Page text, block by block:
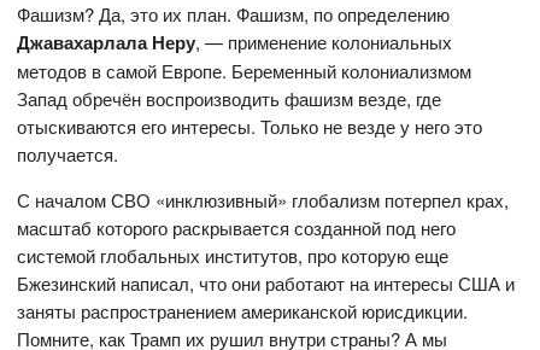
Фашизм? Да, это их план. Фашизм, по определению
Джавахарлала Неру, — применение колониальных
методов в самой Европе. Беременный колониализмом
Запад обречён воспроизводить фашизм везде, где
отыскиваются его интересы. Только не везде у него это
получается.
С началом СВО «инклюзивный» глобализм потерпел крах,
масштаб которого раскрывается созданной под него
системой глобальных институтов, про которую еще
Бжезинский написал, что они работают на интересы США и
заняты распространением американской юрисдикции.
Помните, как Трамп их рушил внутри страны? А мы